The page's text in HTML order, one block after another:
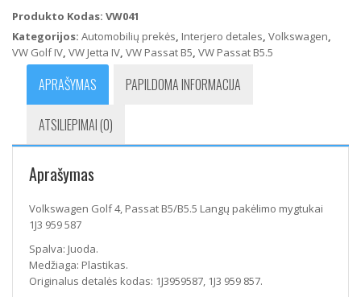
4,
B5/B5.5
Langų
mygtukai
Produkto Kodas: VW041
Kategorijos: Automobilių prekės, Interjero detales, Volkswagen,
VW Golf IV, VW Jetta IV, VW Passat B5, VW Passat B5.5
APRAŠYMAS PAPILDOMA INFORMACIJA
ATSILIEPIMAI (0)
Aprašymas
Volkswagen Golf 4, Passat B5/B5.5 Langų pakėlimo mygtukai
1J3 959 587
Spalva: Juoda.
Medžiaga: Plastikas.
Originalus detalės kodas: 1J3959587, 1J3 959 857.